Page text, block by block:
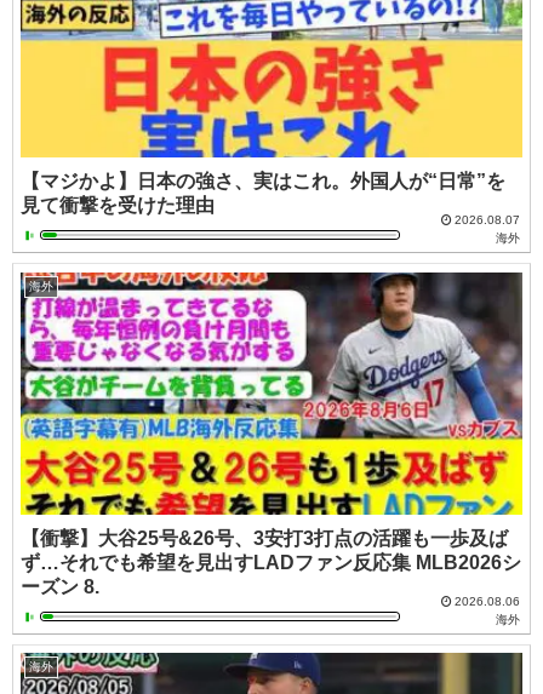
【マジかよ】日本の強さ、実はこれ。外国人が“日常”を
見て衝撃を受けた理由
2026.08.07
海外
海外
【衝撃】大谷25号&26号、3安打3打点の活躍も一歩及ば
ず…それでも希望を見出すLADファン反応集 MLB2026シ
ーズン 8.
2026.08.06
海外
海外